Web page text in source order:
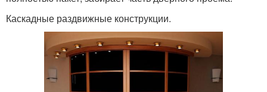
Каскадные раздвижные конструкции.